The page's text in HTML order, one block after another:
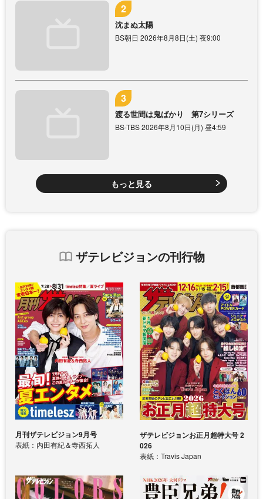
沈まぬ太陽
BS朝日 2026年8月8日(土) 夜9:00
渡る世間は鬼ばかり 第7シリーズ
BS-TBS 2026年8月10日(月) 昼4:59
もっと見る
ザテレビジョンの刊行物
月刊ザテレビジョン9月号
表紙：内田有紀＆寺西拓人
ザテレビジョンお正月超特大号 2
026
表紙：Travis Japan